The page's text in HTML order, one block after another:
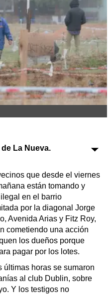
el campo
empresas
Útiles
de urgencia
La Nueva.
que desde el viernes
están tomando y
en el barrio
por la diagonal Jorge
Avenida Arias y Fitz Roy,
cometiendo una acción
los dueños porque
pagar por los lotes.
horas se sumaron
al club Dublin, sobre
Y los testigos no